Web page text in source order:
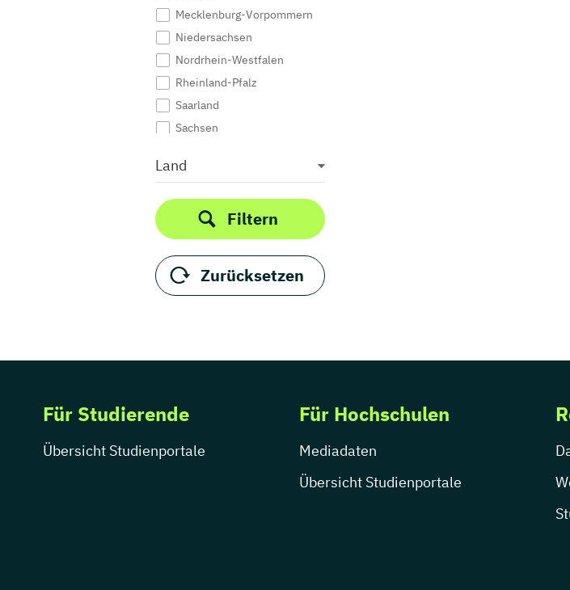
Mecklenburg-Vorpommern
Niedersachsen
Nordrhein-Westfalen
Rheinland-Pfalz
Saarland
Sachsen
Schleswig-Holstein
Thüringen
Land
Filtern
Zurücksetzen
Für Studierende
Übersicht Studienportale
Für Hochschulen
Mediadaten
Übersicht Studienportale